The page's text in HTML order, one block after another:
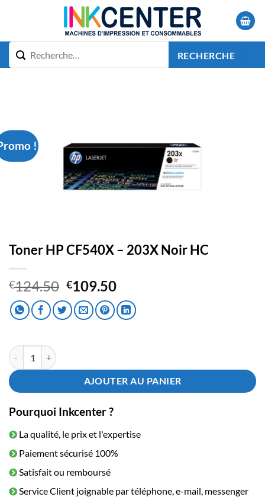
RECHERCHE
!
Toner HP CF540X – 203X Noir HC
€124.50 Le
prix
initial
€109.50Le
prix
actuel
quantité de Toner HP CF540X - 203X Noir HC
AJOUTER AU PANIER
Pourquoi Inkcenter ?
La qualité, le prix et l'expertise
Paiement sécurisé 100%
Satisfait ou remboursé
Service Client joignable par téléphone, e-mail, messenger